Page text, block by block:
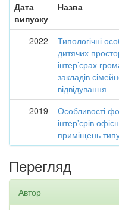
Дата
випуску
Назва
2022
Типологічні
дитячих
інтер’єрах
закладів
відвідування
2019
Особливості
інтер'єрів
приміщень
Перегляд
Автор